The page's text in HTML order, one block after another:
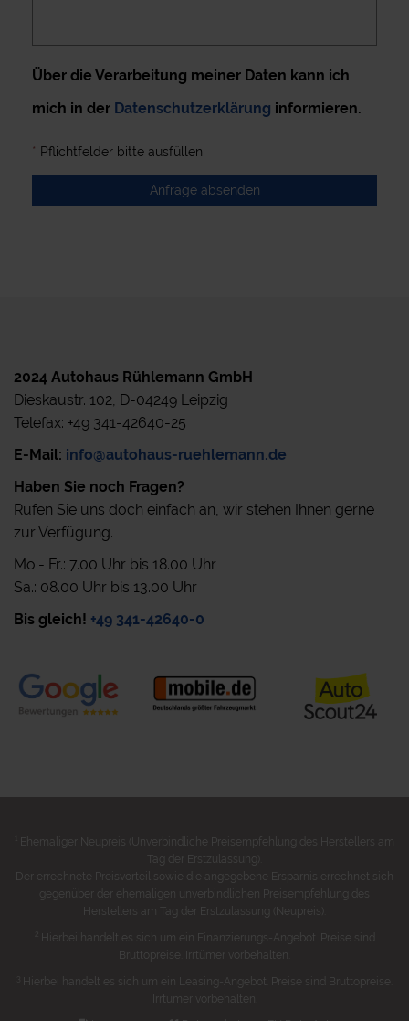
Über die Verarbeitung meiner Daten kann ich
mich in der Datenschutzerklärung informieren.
* Pflichtfelder bitte ausfüllen
Anfrage absenden
2024 Autohaus Rühlemann GmbH
Dieskaustr. 102, D-04249 Leipzig
Telefax: +49 341-42640-25
E-Mail: info@autohaus-ruehlemann.de
Haben Sie noch Fragen?
Rufen Sie uns doch einfach an, wir stehen Ihnen gerne
zur Verfügung.
Mo.- Fr.: 7.00 Uhr bis 18.00 Uhr
Sa.: 08.00 Uhr bis 13.00 Uhr
Bis gleich! +49 341-42640-0
Ehemaliger Neupreis (Unverbindliche Preisempfehlung des Herstellers am
Tag der Erstzulassung).
Der errechnete Preisvorteil sowie die angegebene Ersparnis errechnet sich
gegenüber der ehemaligen unverbindlichen Preisempfehlung des
Herstellers am Tag der Erstzulassung (Neupreis).
Hierbei handelt es sich um ein Finanzierungs-Angebot. Preise sind
Bruttopreise. Irrtümer vorbehalten.
Hierbei handelt es sich um ein Leasing-Angebot. Preise sind Bruttopreise.
Irrtümer vorbehalten.